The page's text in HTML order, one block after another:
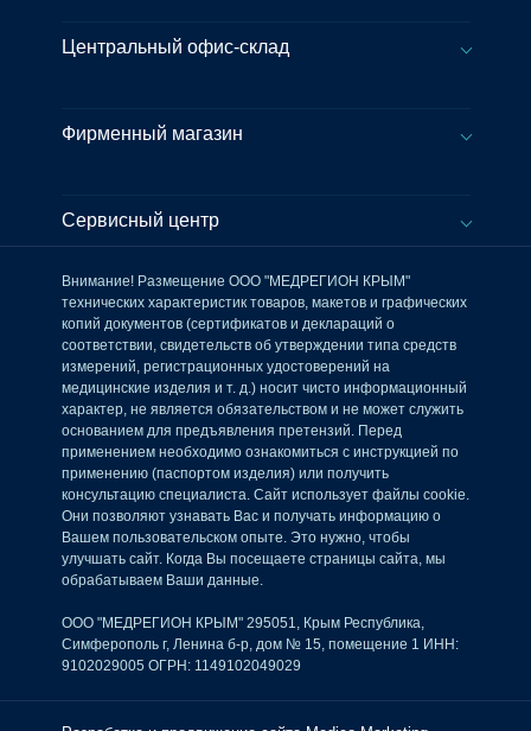
Центральный офис-склад
Фирменный магазин
Сервисный центр
Внимание! Размещение ООО "МЕДРЕГИОН КРЫМ"
технических характеристик товаров, макетов и графических
копий документов (сертификатов и деклараций о
соответствии, свидетельств об утверждении типа средств
измерений, регистрационных удостоверений на
медицинские изделия и т. д.) носит чисто информационный
характер, не является обязательством и не может служить
основанием для предъявления претензий. Перед
применением необходимо ознакомиться с инструкцией по
применению (паспортом изделия) или получить
консультацию специалиста. Сайт использует файлы cookie.
Они позволяют узнавать Вас и получать информацию о
Вашем пользовательском опыте. Это нужно, чтобы
улучшать сайт. Когда Вы посещаете страницы сайта, мы
обрабатываем Ваши данные.
ООО "МЕДРЕГИОН КРЫМ" 295051, Крым Республика,
Симферополь г, Ленина б-р, дом № 15, помещение 1 ИНН:
9102029005 ОГРН: 1149102049029